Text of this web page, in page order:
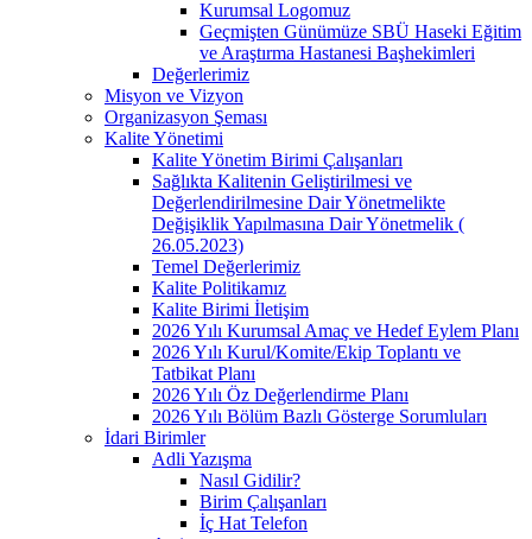
Kurumsal Logomuz
Geçmişten Günümüze SBÜ Haseki Eğitim
ve Araştırma Hastanesi Başhekimleri
Değerlerimiz
Misyon ve Vizyon
Organizasyon Şeması
Kalite Yönetimi
Kalite Yönetim Birimi Çalışanları
Sağlıkta Kalitenin Geliştirilmesi ve
Değerlendirilmesine Dair Yönetmelikte
Değişiklik Yapılmasına Dair Yönetmelik (
26.05.2023)
Temel Değerlerimiz
Kalite Politikamız
Kalite Birimi İletişim
2026 Yılı Kurumsal Amaç ve Hedef Eylem Planı
2026 Yılı Kurul/Komite/Ekip Toplantı ve
Tatbikat Planı
2026 Yılı Öz Değerlendirme Planı
2026 Yılı Bölüm Bazlı Gösterge Sorumluları
İdari Birimler
Adli Yazışma
Nasıl Gidilir?
Birim Çalışanları
İç Hat Telefon